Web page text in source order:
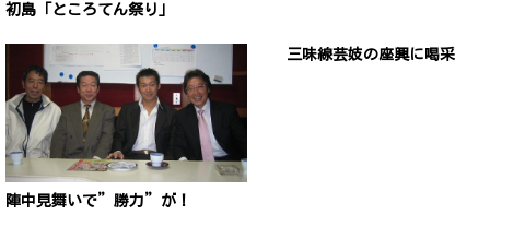
初島「ところてん祭り」
陣中見舞いで”勝力”が！
三味線芸妓の座興に喝采